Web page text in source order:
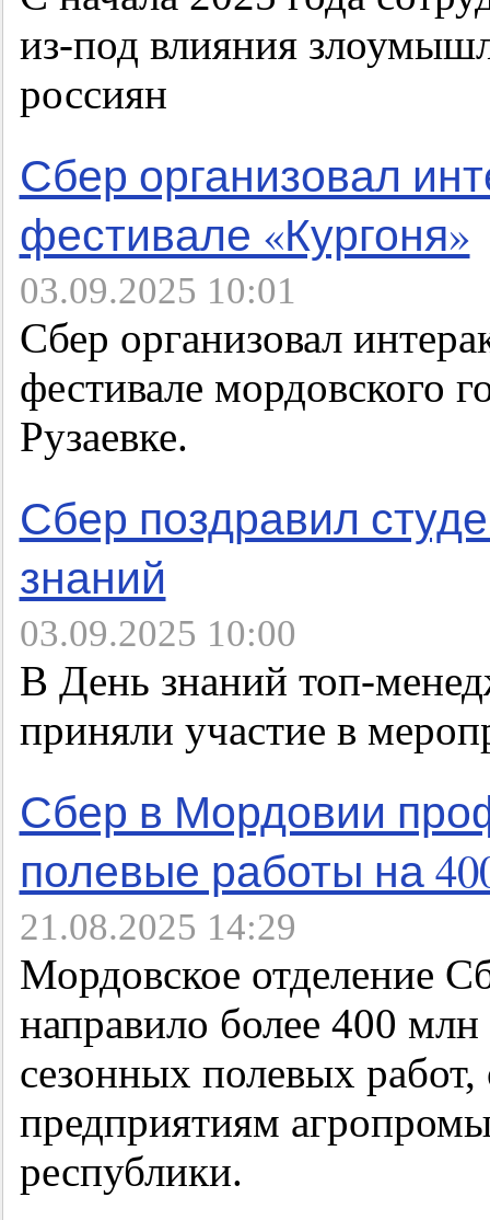
из-под влияния
россиян
Сбер организовал
фестивале «Кургоня»
03.09.2025 10:01
Сбер организовал
фестивале мордовского
Рузаевке.
Сбер поздравил
знаний
03.09.2025 10:00
В День знаний топ-
приняли участие в
Сбер в Мордовии
полевые работы на
21.08.2025 14:29
Мордовское отделение
направило более 400
сезонных полевых
предприятиям
республики.